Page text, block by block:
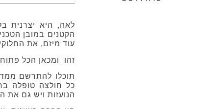
לאה, היא יצרנית
הקטנים במובן
עוד מיזם, את
זהו ומכאן הכל
כל חולצה טופלה
הנועזות ויש גם את